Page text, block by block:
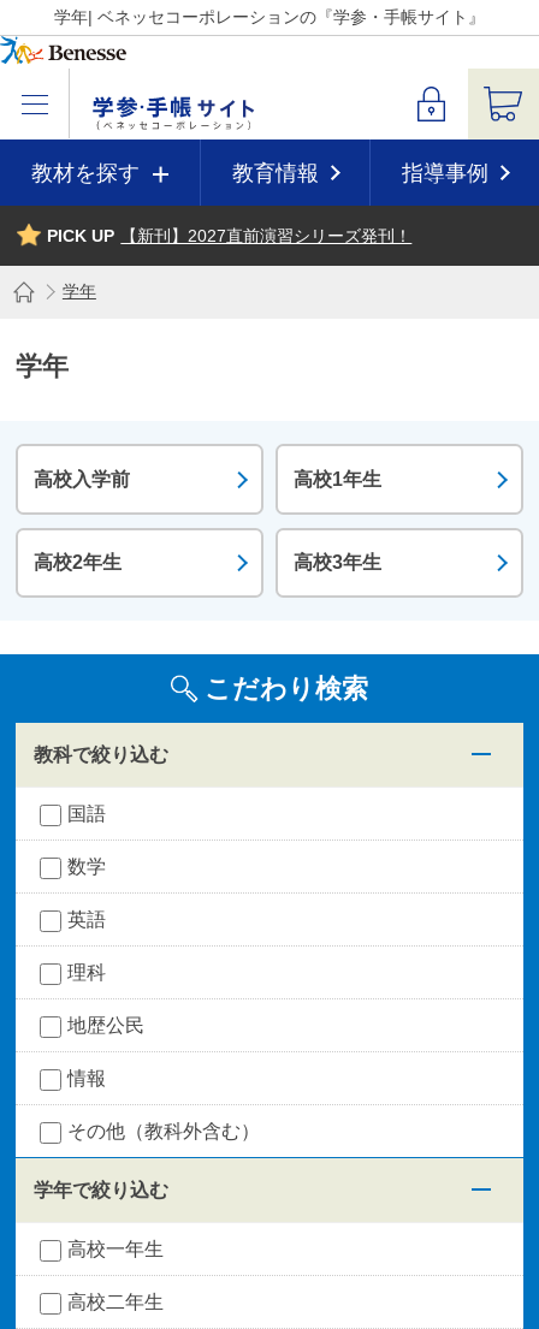
学年| ベネッセコーポレーションの『学参・手帳サイト』
教材を探す 教育情報 指導事例
PICK UP 【新刊】2027直前演習シリーズ発刊！
学年
学年
高校入学前 高校1年生
高校2年生 高校3年生
こだわり検索
教科で絞り込む
国語
数学
英語
理科
地歴公民
情報
その他（教科外含む）
学年で絞り込む
高校一年生
高校二年生